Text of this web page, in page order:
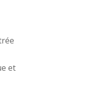
et